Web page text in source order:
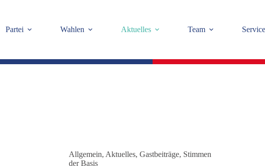
Partei
Wahlen Aktuelles Team Service
Allgemein, Aktuelles,Gastbeiträge, Stimmen
der Basis